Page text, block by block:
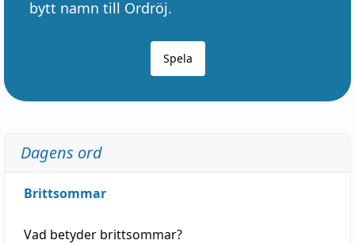
bytt namn till Ordröj.
Spela
Dagens ord
Brittsommar
Vad betyder brittsommar?